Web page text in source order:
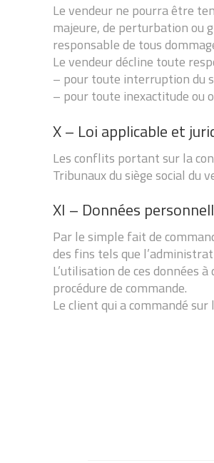
Le vendeur ne pourra être
majeure, de perturbation ou
responsable de tous
Le vendeur décline toute
– pour toute interruption du
– pour toute inexactitude ou
X – Loi applicable et
Les conflits portant sur la
Tribunaux du siège social du
XI – Données
Par le simple fait de
des fins tels que
L’utilisation de ces données
procédure de commande.
Le client qui a commandé